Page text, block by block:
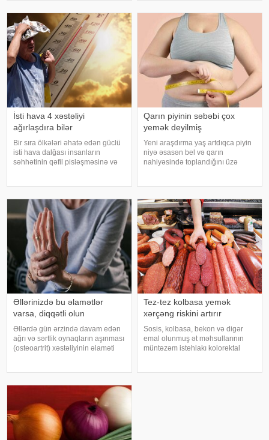
sağlamlıq problemlərinin əlamət
az alkoqollu içkilər çox vaxt
zərərsi
İsti hava 4 xəstəliyi
ağırlaşdıra bilər
Bir sıra ölkələri əhatə edən güclü
isti hava dalğası insanların
səhhətinin qəfil pisləşməsinə və
günvurma riski yaratmır. xarici
mediay
Qarın piyinin səbəbi çox
yemək deyilmiş
Yeni araşdırma yaş artdıqca piyin
niyə əsasən bel və qarın
nahiyəsində toplandığını üzə
müşahidə edir. Bu isə təkcə esteti
Əllərinizdə bu əlamətlər
varsa, diqqətli olun
Əllərdə gün ərzində davam edən
ağrı və sərtlik oynaqların aşınması
(osteoartrit) xəstəliyinin əlaməti
yaranır. xəbər verir ki
Tez-tez kolbasa yemək
xərçəng riskini artırır
Sosis, kolbasa, bekon və digər
emal olunmuş ət məhsullarının
müntəzəm istehlakı kolorektal